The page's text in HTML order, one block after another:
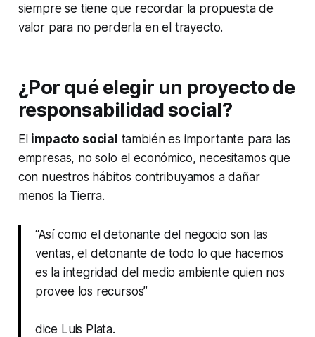
siempre se tiene que recordar la propuesta de
valor para no perderla en el trayecto.
¿Por qué elegir un proyecto de
responsabilidad social?
El impacto social también es importante para las
empresas, no solo el económico, necesitamos que
con nuestros hábitos contribuyamos a dañar
menos la Tierra.
“Así como el detonante del negocio son las
ventas, el detonante de todo lo que hacemos
es la integridad del medio ambiente quien nos
provee los recursos”
dice Luis Plata.